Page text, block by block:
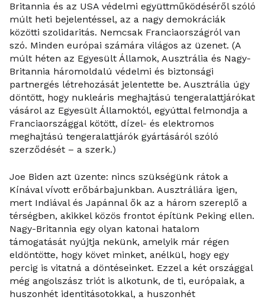
Britannia és az USA védelmi együttműködéséről szóló
múlt heti bejelentéssel, az a nagy demokráciák
közötti szolidaritás. Nemcsak Franciaországról van
szó. Minden európai számára világos az üzenet. (A
múlt héten az Egyesült Államok, Ausztrália és Nagy-
Britannia háromoldalú védelmi és biztonsági
partnergés létrehozását jelentette be. Ausztrália úgy
döntött, hogy nukleáris meghajtású tengeralattjárókat
vásárol az Egyesült Államoktól, egyúttal felmondja a
Franciaországgal kötött, dízel- és elektromos
meghajtású tengeralattjárók gyártásáról szóló
szerződését – a szerk.)
Joe Biden azt üzente: nincs szükségünk rátok a
Kínával vívott erőbárbajunkban. Ausztráliára igen,
mert Indiával és Japánnal ők az a három szereplő a
térségben, akikkel közös frontot építünk Peking ellen.
Nagy-Britannia egy olyan katonai hatalom
támogatását nyújtja nekünk, amelyik már régen
eldöntötte, hogy követ minket, anélkül, hogy egy
percig is vitatná a döntéseinket. Ezzel a két országgal
még angolszász triót is alkotunk, de ti, európaiak, a
huszonhét identitásotokkal, a huszonhét